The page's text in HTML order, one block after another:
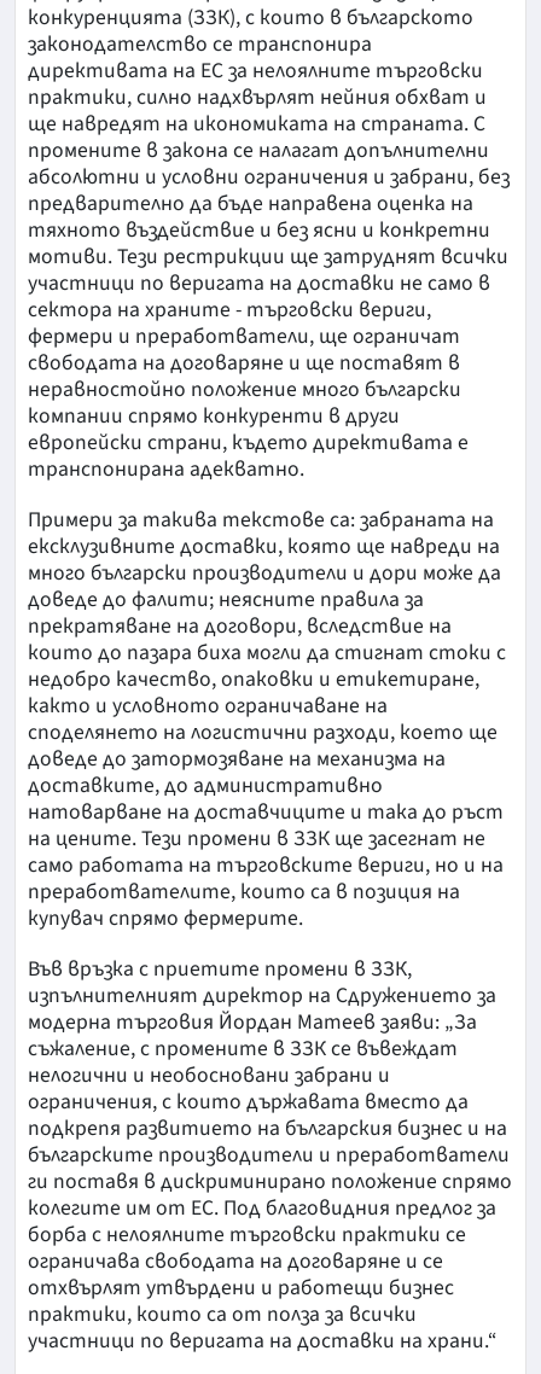
конкуренцията (ЗЗК), с които в българското
законодателство се транспонира
директивата на ЕС за нелоялните търговски
практики, силно надхвърлят нейния обхват и
ще навредят на икономиката на страната. С
промените в закона се налагат допълнителни
абсолютни и условни ограничения и забрани, без
предварително да бъде направена оценка на
тяхното въздействие и без ясни и конкретни
мотиви. Тези рестрикции ще затруднят всички
участници по веригата на доставки не само в
сектора на храните - търговски вериги,
фермери и преработватели, ще ограничат
свободата на договаряне и ще поставят в
неравностойно положение много български
компании спрямо конкуренти в други
европейски страни, където директивата е
транспонирана адекватно.
Примери за такива текстове са: забраната на
ексклузивните доставки, която ще навреди на
много български производители и дори може да
доведе до фалити; неясните правила за
прекратяване на договори, вследствие на
които до пазара биха могли да стигнат стоки с
недобро качество, опаковки и етикетиране,
както и условното ограничаване на
споделянето на логистични разходи, което ще
доведе до затормозяване на механизма на
доставките, до административно
натоварване на доставчиците и така до ръст
на цените. Тези промени в ЗЗК ще засегнат не
само работата на търговските вериги, но и на
преработвателите, които са в позиция на
купувач спрямо фермерите.
Във връзка с приетите промени в ЗЗК,
изпълнителният директор на Сдружението за
модерна търговия Йордан Матеев заяви: „За
съжаление, с промените в ЗЗК се въвеждат
нелогични и необосновани забрани и
ограничения, с които държавата вместо да
подкрепя развитието на българския бизнес и на
българските производители и преработватели
ги поставя в дискриминирано положение спрямо
колегите им от ЕС. Под благовидния предлог за
борба с нелоялните търговски практики се
ограничава свободата на договаряне и се
отхвърлят утвърдени и работещи бизнес
практики, които са от полза за всички
участници по веригата на доставки на храни.“